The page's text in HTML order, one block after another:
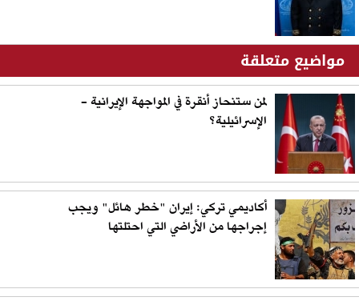
مواضيع متعلقة
لمن ستنحاز أنقرة في المواجهة الإيرانية -
الإسرائيلية؟
أكاديمي تركي: إيران "خطر هائل" ويجب
إجراجها من الأراضي التي احتلتها